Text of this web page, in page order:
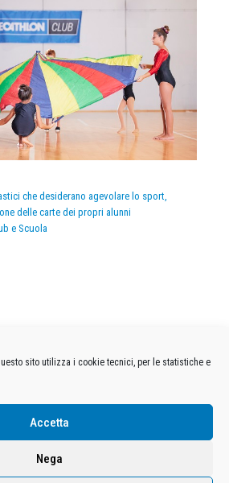
sito utilizza i cookie tecnici, per le statistiche e
Accetta
Nega
che desiderano agevolare lo sport,
delle carte dei propri alunni
e Scuola
Generali di Utilizzo-Cookies-Privacy
Imp. Monza e Brianza 02137480964 - R.E.A. MB-1370021 -
e coordinamento art. 2497 C.C. DECATHLON SA, Villeneuve